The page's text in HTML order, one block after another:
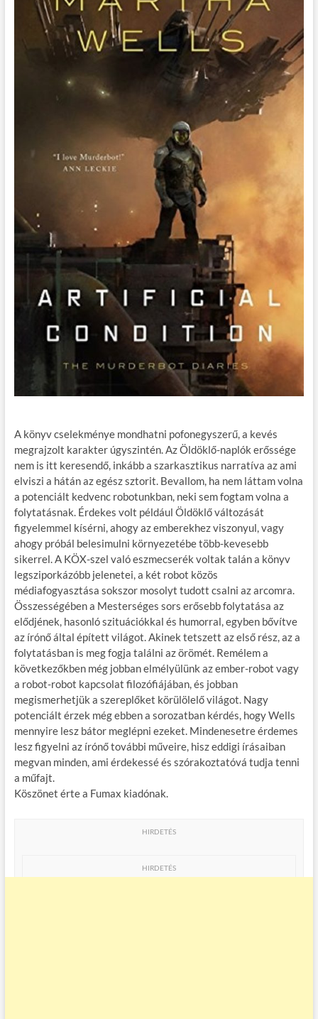
A könyv cselekménye mondhatni pofonegyszerű, a kevés
megrajzolt karakter úgyszintén. Az Öldöklő-naplók erőssége
nem is itt keresendő, inkább a szarkasztikus narratíva az ami
elviszi a hátán az egész sztorit. Bevallom, ha nem láttam volna
a potenciált kedvenc robotunkban, neki sem fogtam volna a
folytatásnak. Érdekes volt például Öldöklő változását
figyelemmel kísérni, ahogy az emberekhez viszonyul, vagy
ahogy próbál belesimulni környezetébe több-kevesebb
sikerrel. A KÖX-szel való eszmecserék voltak talán a könyv
legsziporkázóbb jelenetei, a két robot közös
médiafogyasztása sokszor mosolyt tudott csalni az arcomra.
Összességében a Mesterséges sors erősebb folytatása az
elődjének, hasonló szituációkkal és humorral, egyben bővítve
az írónő által épített világot. Akinek tetszett az első rész, az a
folytatásban is meg fogja találni az örömét. Remélem a
következőkben még jobban elmélyülünk az ember-robot vagy
a robot-robot kapcsolat filozófiájában, és jobban
megismerhetjük a szereplőket körülölelő világot. Nagy
potenciált érzek még ebben a sorozatban kérdés, hogy Wells
mennyire lesz bátor meglépni ezeket. Mindenesetre érdemes
lesz figyelni az írónő további műveire, hisz eddigi írásaiban
megvan minden, ami érdekessé és szórakoztatóvá tudja tenni
a műfajt.
Köszönet érte a Fumax kiadónak.
HIRDETÉS
HIRDETÉS